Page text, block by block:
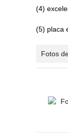
(4)
(5) placa
Fotos